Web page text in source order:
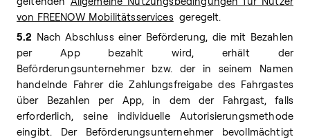
von FREENOW Mobilitätsservicesgeregelt.
5.2 Nach Abschluss einer Beförderung, die mit Bezahlen
per App bezahlt wird, erhält der
Beförderungsunternehmer bzw. der in seinem Namen
handelnde Fahrer die Zahlungsfreigabe des Fahrgastes
über Bezahlen per App, in dem der Fahrgast, falls
erforderlich, seine individuelle Autorisierungsmethode
eingibt. Der Beförderungsunternehmer bevollmächtigt